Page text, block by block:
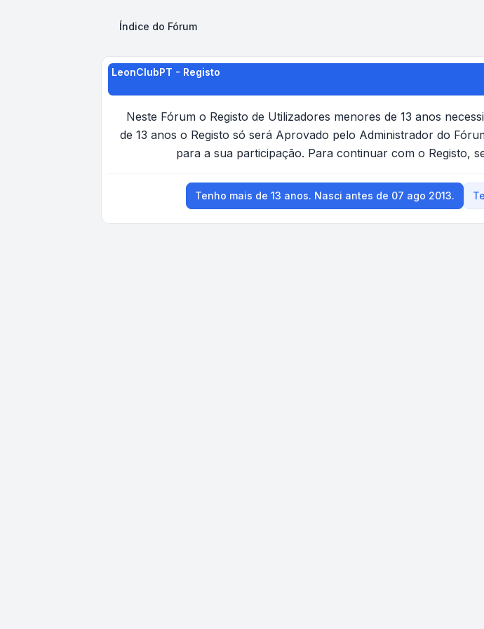
Índice do Fórum
LeonClubPT - Registo
Neste Fórum o Registo de Utilizadores menores de 13 anos
de 13 anos o Registo só será Aprovado pelo Administrador do
para a sua participação. Para continuar com o Registo,
Tenho mais de 13 anos. Nasci antes de 07 ago 2013.